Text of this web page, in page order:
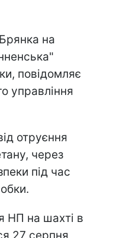
на
повідомляє
управління
отруєння
через
під час
НП на шахті в